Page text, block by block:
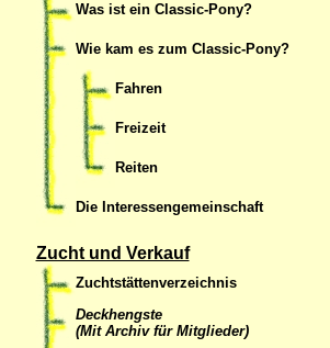
Was ist ein Classic-Pony?
Wie kam es zum Classic-Pony?
Fahren
Freizeit
Reiten
Die Interessengemeinschaft
Zucht und Verkauf
Zuchtstättenverzeichnis
Deckhengste
(Mit Archiv für Mitglieder)